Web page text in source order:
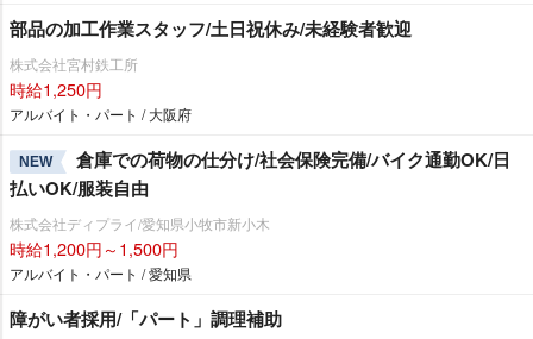
部品の加工作業スタッフ/土日祝休み/未経験者歓迎
株式会社宮村鉄工所
時給1,250円
アルバイト・パート / 大阪府
NEW
倉庫での荷物の仕分け/社会保険完備/バイク通勤OK/日
払いOK/服装自由
株式会社ディプライ/愛知県小牧市新小木
時給1,200円～1,500円
アルバイト・パート / 愛知県
障がい者採用/「パート」調理補助